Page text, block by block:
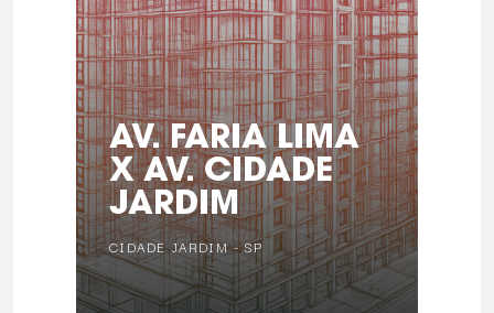
AV. FARIA LIMA
X AV. CIDADE
JARDIM
CIDADE JARDIM - SP